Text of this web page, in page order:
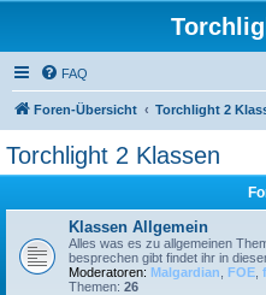
FAQ
Foren-Übersicht Torchlight 2
Torchlight 2 Klassen
Klassen Allgemein
Alles was es zu allgemeinen
besprechen gibt findet ihr in
Moderatoren: Malgardian FOE
Themen: 26